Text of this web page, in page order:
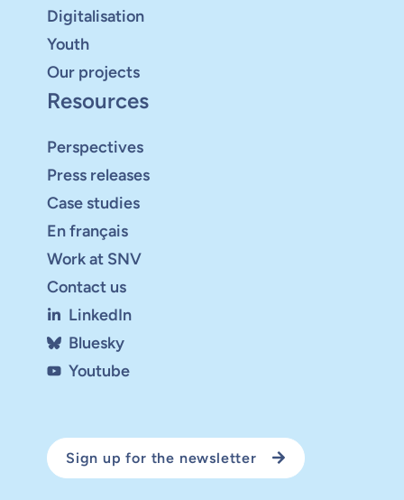
Digitalisation
Youth
Our projects
Resources
Perspectives
Press releases
Case studies
En français
Work at SNV
Contact us
LinkedIn
Bluesky
Youtube
Sign up for the newsletter